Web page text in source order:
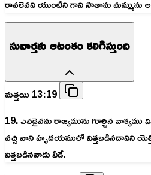
రావలెనని యుంటిని గాని సాతాను మమ్మును
సువార్తకు ఆటంకం కలిగిస్తుంది
మత్తయి 13:19
19. ఎవడైనను రాజ్యమును గూర్చిన వాక్యము
వచ్చి వాని హృదయములో విత్తబడినదానిని
విత్తబడినవాడు వీడే.